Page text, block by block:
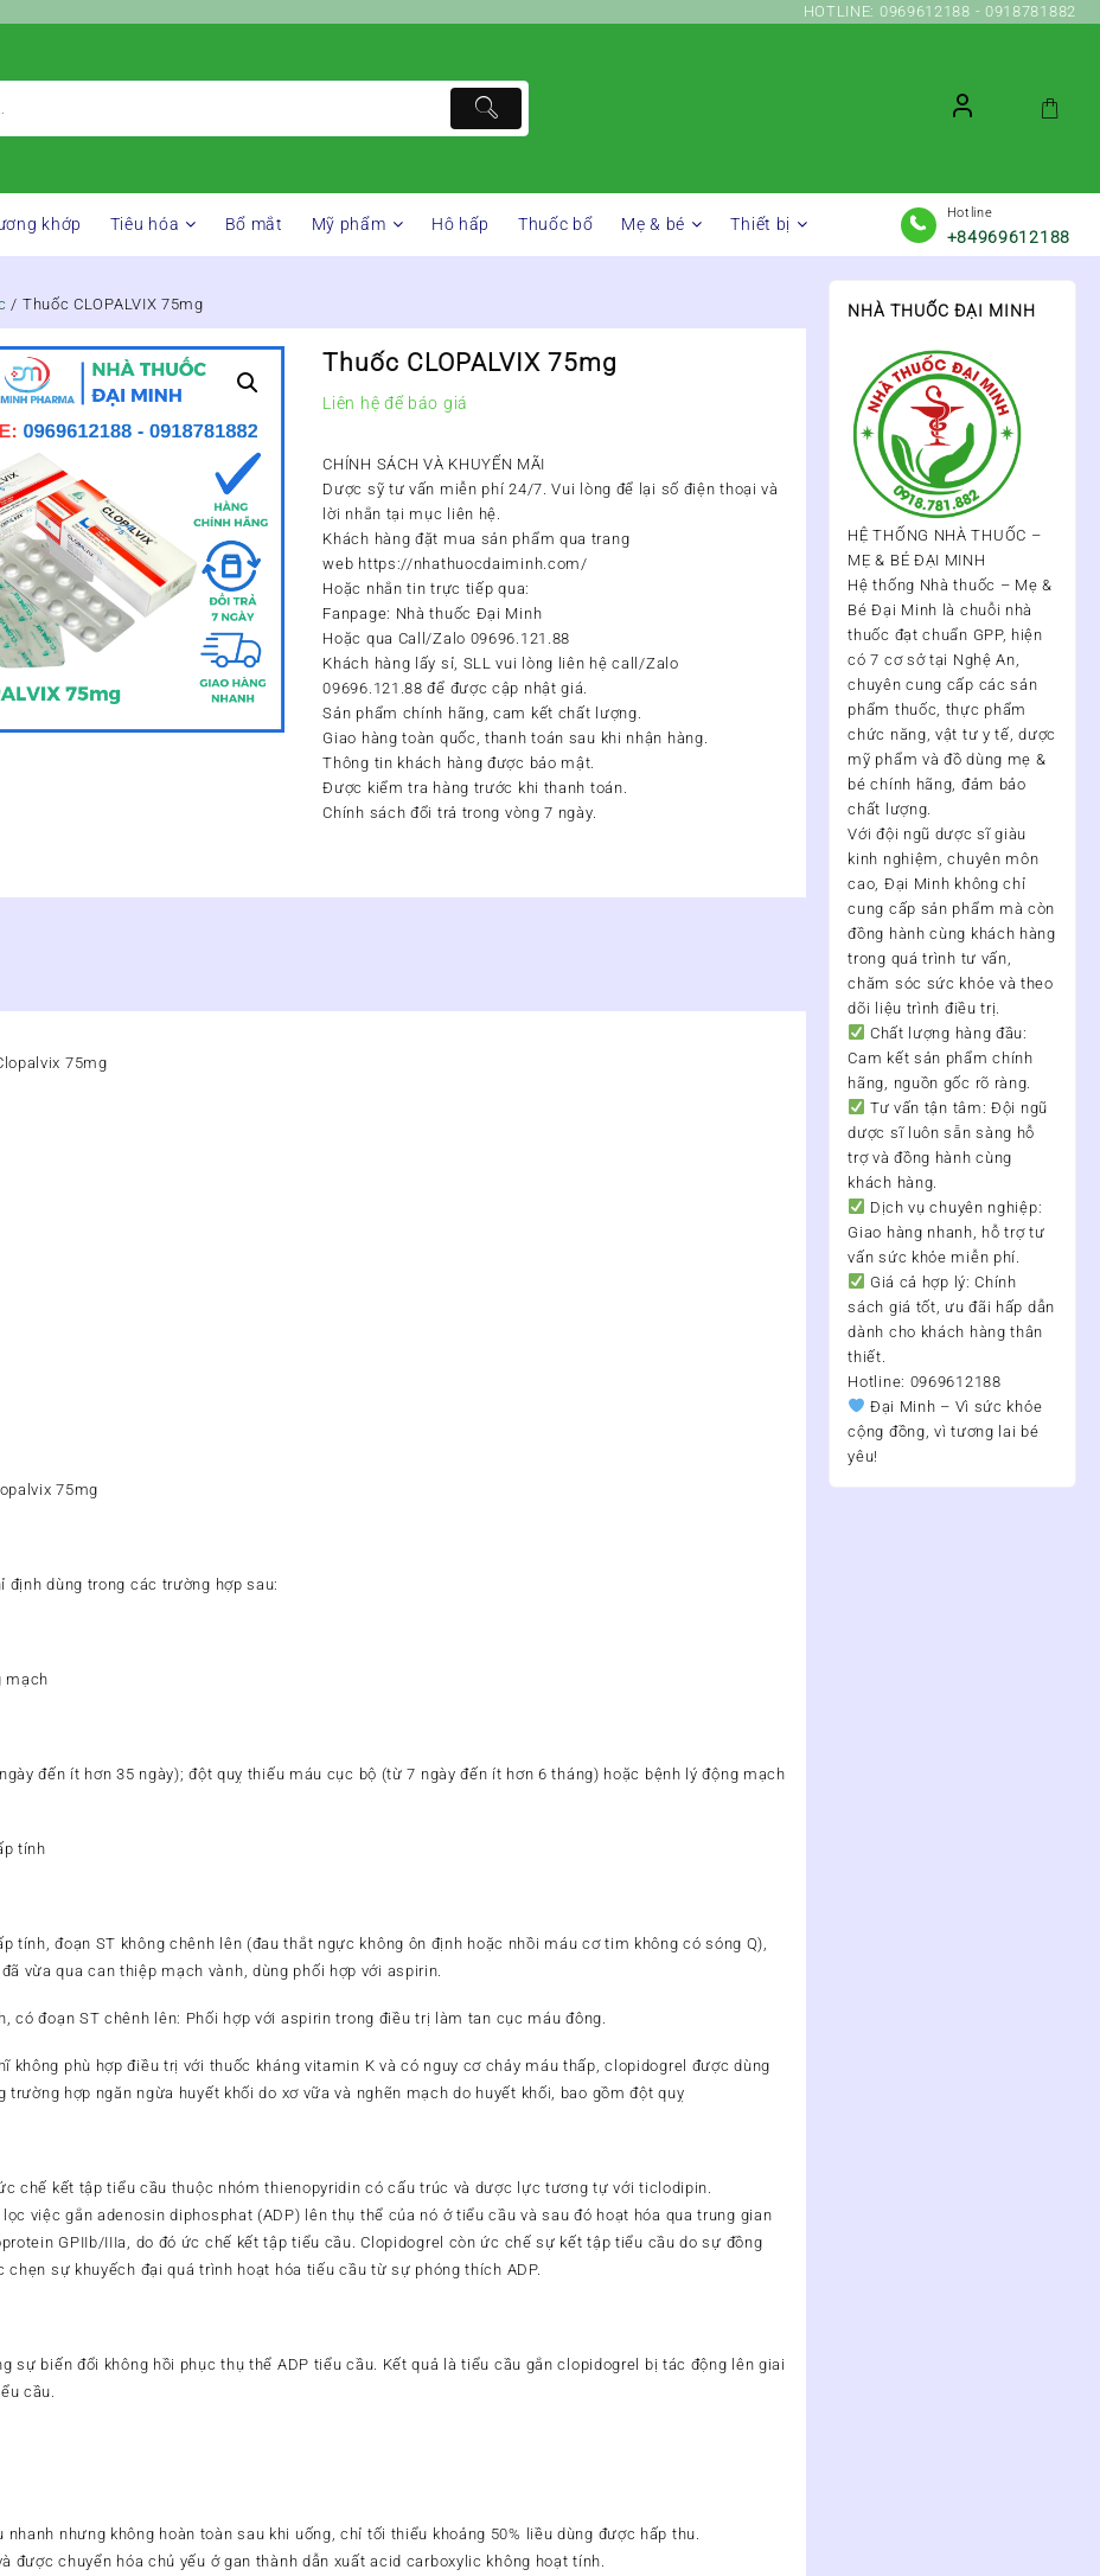
HOTLINE: 0969612188 - 0918781882
khớp Tiêu hóa Bổ mắt Mỹ phẩm Hô hấp Thuốc bổ Mẹ & bé Thiết bị
Hotline
+84969612188
/ Thuốc CLOPALVIX 75mg
Thuốc CLOPALVIX 75mg
Liên hệ để báo giá
CHÍNH SÁCH VÀ KHUYẾN MÃI
Dược sỹ tư vấn miễn phí 24/7. Vui lòng để lại số điện thoại và
lời nhắn tại mục liên hệ.
Khách hàng đặt mua sản phẩm qua trang
web https://nhathuocdaiminh.com/
Hoặc nhắn tin trực tiếp qua:
Fanpage: Nhà thuốc Đại Minh
Hoặc qua Call/Zalo 09696.121.88
Khách hàng lấy sỉ, SLL vui lòng liên hệ call/Zalo
09696.121.88 để được cập nhật giá.
Sản phẩm chính hãng, cam kết chất lượng.
Giao hàng toàn quốc, thanh toán sau khi nhận hàng.
Thông tin khách hàng được bảo mật.
Được kiểm tra hàng trước khi thanh toán.
Chính sách đổi trả trong vòng 7 ngày.
75mg
75mg
định dùng trong các trường hợp sau:
mạch
đến ít hơn 35 ngày); đột quỵ thiếu máu cục bộ (từ 7 ngày đến ít hơn 6 tháng) hoặc bệnh lý động mạch
tính
tính, đoạn ST không chênh lên (đau thắt ngực không ôn định hoặc nhồi máu cơ tim không có sóng Q),
vừa qua can thiệp mạch vành, dùng phối hợp với aspirin.
có đoạn ST chênh lên: Phối hợp với aspirin trong điều trị làm tan cục máu đông.
không phù hợp điều trị với thuốc kháng vitamin K và có nguy cơ chảy máu thấp, clopidogrel được dùng
trường hợp ngăn ngừa huyết khối do xơ vữa và nghẽn mạch do huyết khối, bao gồm đột quỵ
chế kết tập tiểu cầu thuộc nhóm thienopyridin có cấu trúc và dược lực tương tự với ticlodipin.
việc gắn adenosin diphosphat (ADP) lên thụ thể của nó ở tiểu cầu và sau đó hoạt hóa qua trung gian
GPIIb/IIIa, do đó ức chế kết tập tiểu cầu. Clopidogrel còn ức chế sự kết tập tiểu cầu do sự đồng
chẹn sự khuyếch đại quá trình hoạt hóa tiếu cầu từ sự phóng thích ADP.
sự biến đổi không hồi phục thụ thể ADP tiểu cầu. Kết quả là tiểu cầu gắn clopidogrel bị tác động lên giai
cầu.
nhanh nhưng không hoàn toàn sau khi uống, chỉ tối thiểu khoảng 50% liều dùng được hấp thu.
được chuyển hóa chủ yếu ở gan thành dẫn xuất acid carboxylic không hoạt tính.
NHÀ THUỐC ĐẠI MINH
HỆ THỐNG NHÀ THUỐC –
MẸ & BÉ ĐẠI MINH
Hệ thống Nhà thuốc – Mẹ &
Bé Đại Minh là chuỗi nhà
thuốc đạt chuẩn GPP, hiện
có7 cơ sở tại Nghệ An,
chuyên cung cấp các sản
phẩm thuốc, thực phẩm
chức năng, vật tư y tế, dược
mỹ phẩm và đồ dùng mẹ &
bé chính hãng, đảm bảo
chất lượng.
Với đội ngũ dược sĩ giàu
kinh nghiệm, chuyên môn
cao, Đại Minh không chỉ
cung cấp sản phẩm mà còn
đồng hành cùng khách hàng
trong quá trình tư vấn,
chăm sóc sức khỏe và theo
dõi liệu trình điều trị.
Chất lượng hàng đầu:
Cam kết sản phẩm chính
hãng, nguồn gốc rõ ràng.
Tư vấn tận tâm: Đội ngũ
dược sĩ luôn sẵn sàng hỗ
trợ và đồng hành cùng
khách hàng.
Dịch vụ chuyên nghiệp:
Giao hàng nhanh, hỗ trợ tư
vấn sức khỏe miễn phí.
Giá cả hợp lý: Chính
sách giá tốt, ưu đãi hấp dẫn
dành cho khách hàng thân
thiết.
Hotline: 0969612188
Đại Minh – Vì sức khỏe
cộng đồng, vì tương lai bé
yêu!